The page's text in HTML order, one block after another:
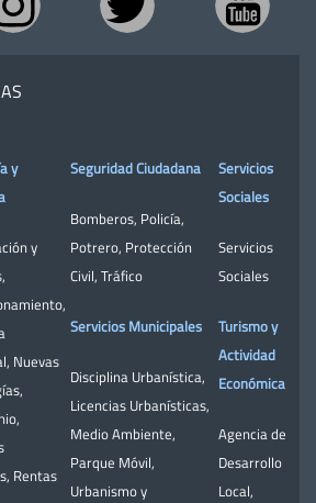
y
y
,
,
, Nuevas
,
,
, Rentas
Seguridad Ciudadana
Bomberos, Policía,
Potrero, Protección
Civil, Tráfico
Servicios Municipales
Disciplina Urbanística,
Licencias Urbanísticas,
Medio Ambiente,
Parque Móvil,
Urbanismo y
Servicios
Sociales
Servicios
Sociales
Turismo y
Actividad
Económica
Agencia de
Desarrollo
Local,